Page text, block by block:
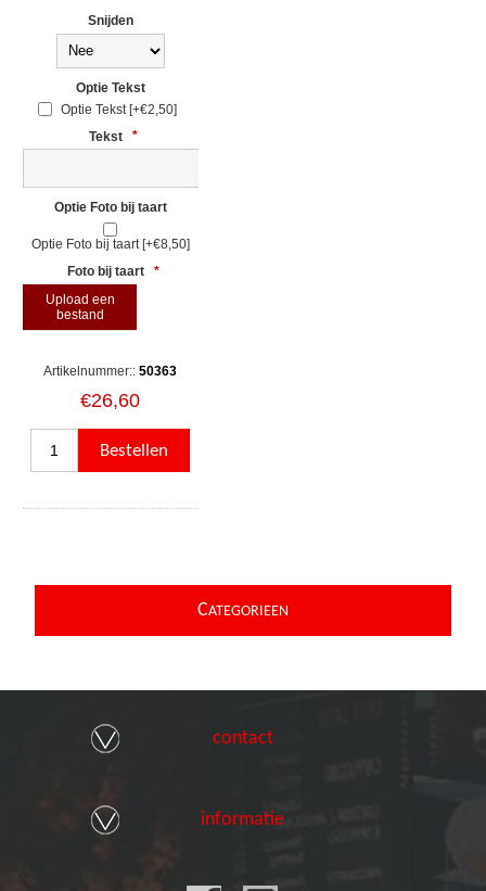
Snijden
Optie Tekst
Optie Tekst [+€2,50]
Tekst
*
Optie Foto bij taart
Optie Foto bij taart [+€8,50]
Foto bij taart
*
Upload een
bestand
Artikelnummer:: 50363
€26,60
CATEGORIEEN
contact
informatie